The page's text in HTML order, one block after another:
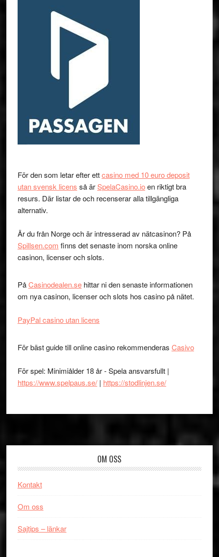
För den som letar efter ettcasino med 10 euro deposit
utan svensk licens så ärSpelaCasino.ioen riktigt bra
resurs. Där listar de och recenserar alla tillgängliga
alternativ.
Är du från Norge och är intresserad av nätcasinon? På
Spillsen.com finns det senaste inom norska online
casinon, licenser och slots.
PåCasinodealen.sehittar ni den senaste informationen
om nya casinon, licenser och slots hos casino på nätet.
PayPal casino utan licens
För bäst guide till online casino rekommenderas Casivo
För spel: Minimiålder 18 år - Spela ansvarsfullt |
https://www.spelpaus.se/| https://stodlinjen.se/
OM OSS
Kontakt
Om oss
Sajtips – länkar